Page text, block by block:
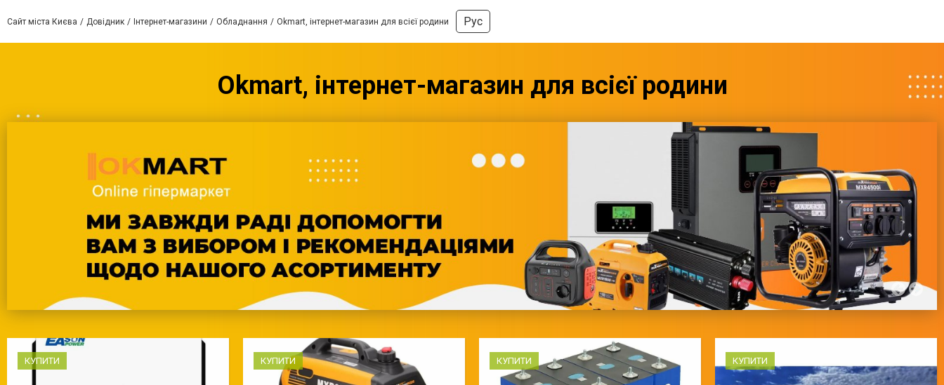
Сайт міста Києва Довідник Інтернет-магазини Обладнання Okmart, інтернет-магазин для всієї родини Рус
Okmart, інтернет-магазин для всієї родини
КУПИТИ КУПИТИ КУПИТИ КУПИТИ